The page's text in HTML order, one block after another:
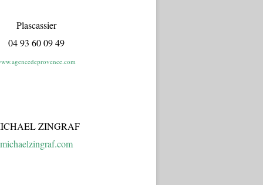
Plascassier
04 93 60 09 49
ZINGRAF
michaelzingraf.com